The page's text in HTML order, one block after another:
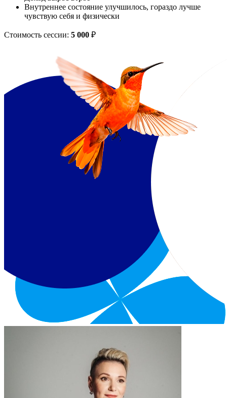
Внутреннее состояние улучшилось, гораздо лучше
чувствую себя и физически
Стоимость сессии: 5 000 ₽